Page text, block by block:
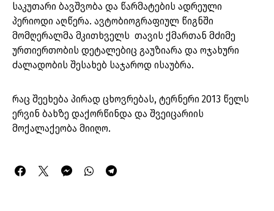
საკუთარი ბავშვობა და წარმატების ადრეული
პერიოდი აღწერა. ავტობიოგრაფიულ წიგნში
მომღერალმა მკითხველს თავის ქმართან მძიმე
ურთიერთობის დეტალებიც გაუზიარა და ოჯახური
ძალადობის შესახებ საჯაროდ ისაუბრა.
რაც შეეხება პირად ცხოვრებას, ტერნერი 2013 წელს
ერვინ ბახზე დაქორწინდა და შვეიცარიის
მოქალაქეობა მიიღო.